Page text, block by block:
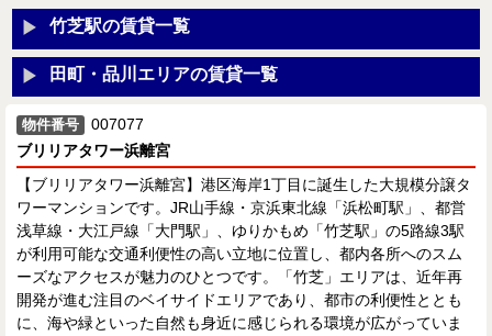
竹芝駅の賃貸一覧
田町・品川エリアの賃貸一覧
物件番号
007077
ブリリアタワー浜離宮
【ブリリアタワー浜離宮】港区海岸1丁目に誕生した大規模分譲タ
ワーマンションです。JR山手線・京浜東北線「浜松町駅」、都営
浅草線・大江戸線「大門駅」、ゆりかもめ「竹芝駅」の5路線3駅
が利用可能な交通利便性の高い立地に位置し、都内各所へのスム
ーズなアクセスが魅力のひとつです。「竹芝」エリアは、近年再
開発が進む注目のベイサイドエリアであり、都市の利便性ととも
に、海や緑といった自然も身近に感じられる環境が広がっていま